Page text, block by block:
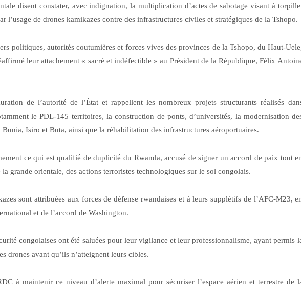
disent constater, avec indignation, la multiplication d’actes de sabotage visant à
l’usage de drones kamikazes contre des infrastructures civiles et stratégiques de la Tshopo.
politiques, autorités coutumières et forces vives des provinces de la Tshopo, du Haut-
leur attachement « sacré et indéfectible » au Président de la République, Félix
de l’autorité de l’État et rappellent les nombreux projets structurants réalisés
le PDL-145 territoires, la construction de ponts, d’universités, la modernisation
Isiro et Buta, ainsi que la réhabilitation des infrastructures aéroportuaires.
ce qui est qualifié de duplicité du Rwanda, accusé de signer un accord de paix tout
la grande orientale, des actions terroristes technologiques sur le sol congolais.
sont attribuées aux forces de défense rwandaises et à leurs supplétifs de l’AFC-M23,
et de l’accord de Washington.
congolaises ont été saluées pour leur vigilance et leur professionnalisme, ayant permis
drones avant qu’ils n’atteignent leurs cibles.
à maintenir ce niveau d’alerte maximal pour sécuriser l’espace aérien et terrestre de